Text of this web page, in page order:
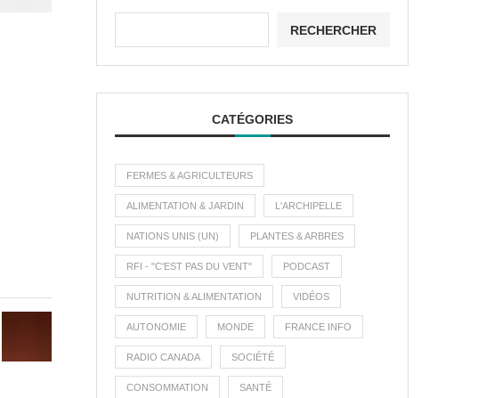
RECHERCHER
CATÉGORIES
FERMES & AGRICULTEURS
ALIMENTATION & JARDIN L'ARCHIPELLE
NATIONS UNIS (UN) PLANTES & ARBRES
RFI - "C'EST PAS DU VENT" PODCAST
NUTRITION & ALIMENTATION VIDÉOS
AUTONOMIE MONDE FRANCE INFO
RADIO CANADA SOCIÉTÉ
CONSOMMATION SANTÉ